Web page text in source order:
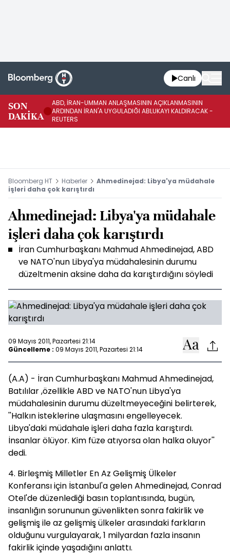
Canlı
SON
DAKİKA
ABD, İRAN-UMMAN ANLAŞMASININ AÇIKLANMASININ
ARDINDAN İRAN'A UYGULADIĞI ABLUKAYI KALDIRACAK -
REUTERS
Bloomberg HT Haberler
Ahmedinejad: Libya'ya müdahale
işleri daha çok karıştırdı
Ahmedinejad: Libya'ya müdahale
işleri daha çok karıştırdı
İran Cumhurbaşkanı Mahmud Ahmedinejad, ABD
ve NATO'nun Libya'ya müdahalesinin durumu
düzeltmenin aksine daha da karıştırdığını söyledi
09 Mayıs 2011, Pazartesi 21:14
Güncelleme : 09 Mayıs 2011, Pazartesi 21:14
(A.A) - İran Cumhurbaşkanı Mahmud Ahmedinejad,
Batılılar ,özellikle ABD ve NATO'nun Libya'ya
müdahalesinin durumu düzeltmeyeceğini belirterek,
''Halkın isteklerine ulaşmasını engelleyecek.
Libya'daki müdahale işleri daha fazla karıştırdı.
İnsanlar ölüyor. Kim füze atıyorsa olan halka oluyor''
dedi.
4. Birleşmiş Milletler En Az Gelişmiş Ülkeler
Konferansı için İstanbul'a gelen Ahmedinejad, Conrad
Otel'de düzenlediği basın toplantısında, bugün,
insanlığın sorununun güvenlikten sonra fakirlik ve
gelişmiş ile az gelişmiş ülkeler arasındaki farkların
olduğunu vurgulayarak, 1 milyardan fazla insanın
fakirlik içinde yaşadığını anlattı.